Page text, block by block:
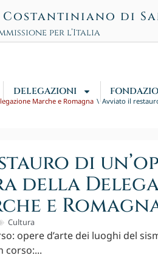
di
per l’Italia
DELEGAZIONI
Marche e Romagna Avviato il
di
della
e
Cultura
opere d’arte dei luoghi del
corso:...